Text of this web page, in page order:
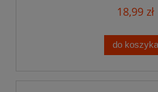
18,99 zł
do koszyka